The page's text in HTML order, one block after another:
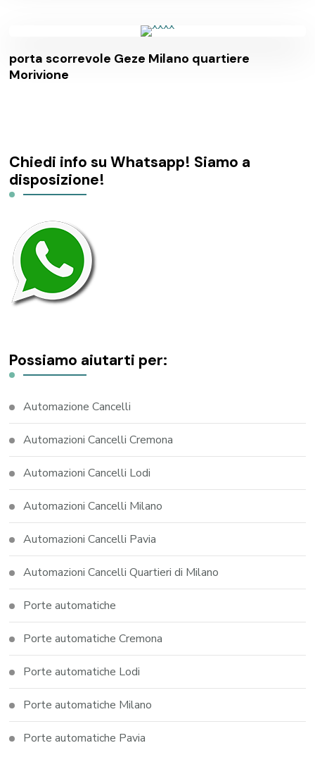
porta scorrevole Geze Milano quartiere
Morivione
Chiedi info su Whatsapp! Siamo a
disposizione!
Possiamo aiutarti per:
Automazione Cancelli
Automazioni Cancelli Cremona
Automazioni Cancelli Lodi
Automazioni Cancelli Milano
Automazioni Cancelli Pavia
Automazioni Cancelli Quartieri di Milano
Porte automatiche
Porte automatiche Cremona
Porte automatiche Lodi
Porte automatiche Milano
Porte automatiche Pavia